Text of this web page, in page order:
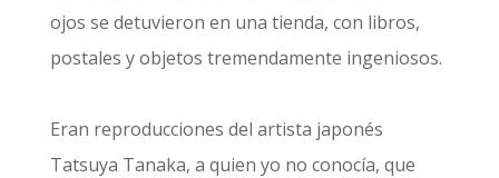
ojos se detuvieron en una tienda, con libros,
postales y objetos tremendamente ingeniosos.
Eran reproducciones del artista japonés
Tatsuya Tanaka, a quien yo no conocía, que